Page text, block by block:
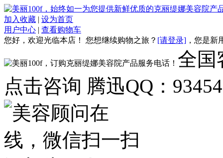
加入收藏 | 设为首页
用户中心 | 查看购物车
您好，欢迎光临本店！ 您想继续购物之旅？ [请登录] ， 您是新
全国
点击咨询 腾迅QQ：